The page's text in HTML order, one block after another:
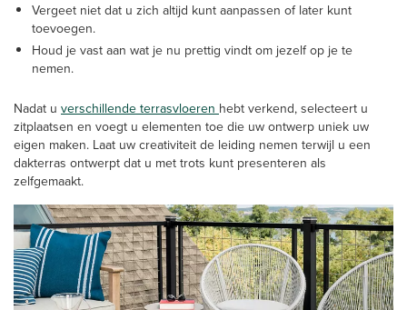
Vergeet niet dat u zich altijd kunt aanpassen of later kunt
toevoegen.
Houd je vast aan wat je nu prettig vindt om jezelf op je te
nemen.
Nadat u verschillende terrasvloeren hebt verkend, selecteert u
zitplaatsen en voegt u elementen toe die uw ontwerp uniek uw
eigen maken. Laat uw creativiteit de leiding nemen terwijl u een
dakterras ontwerpt dat u met trots kunt presenteren als
zelfgemaakt.